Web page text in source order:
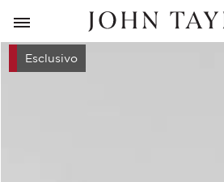
RITORNO
Esclusivo